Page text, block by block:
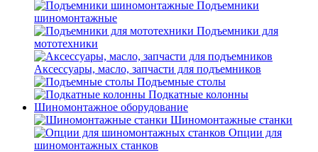
Подъемники
шиномонтажные
Подъемники для
мототехники
Аксессуары, масло, запчасти для подъемников
Подъемные столы
Подкатные колонны
Шиномонтажное оборудование
Шиномонтажные станки
Опции для
шиномонтажных станков